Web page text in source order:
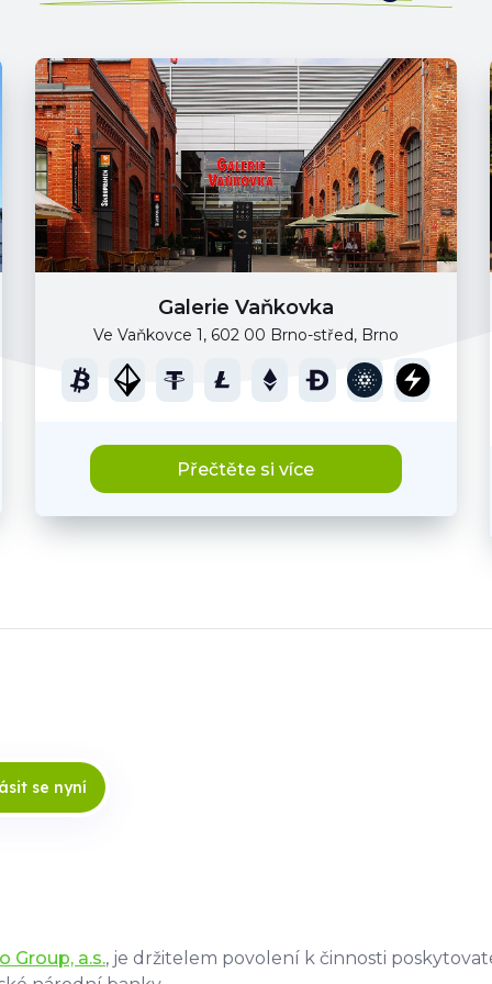
Galerie Vaňkovka
Ve Vaňkovce 1, 602 00 Brno-střed, Brno
Přečtěte si více
se nyní
Group, a.s., je držitelem povolení k činnosti